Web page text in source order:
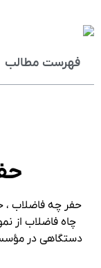
فهرست مطالب
حفر چه فاضلاب ،
چاه فاضلاب از
دستگاهی در